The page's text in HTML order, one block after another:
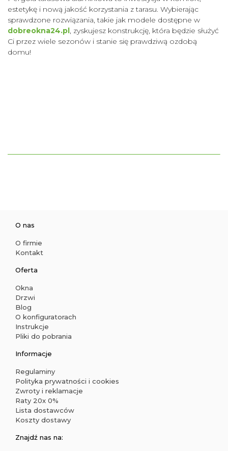
estetykę i nową jakość korzystania z tarasu. Wybierając
sprawdzone rozwiązania, takie jak modele dostępne w
dobreokna24.pl , zyskujesz konstrukcję, która będzie służyć
Ci przez wiele sezonów i stanie się prawdziwą ozdobą
domu!
O nas
O firmie
Kontakt
Oferta
Okna
Drzwi
Blog
O konfiguratorach
Instrukcje
Pliki do pobrania
Informacje
Regulaminy
Polityka prywatności i cookies
Zwroty i reklamacje
Raty 20x 0%
Lista dostawców
Koszty dostawy
Znajdź nas na: